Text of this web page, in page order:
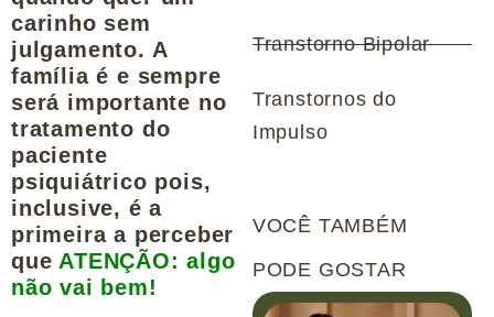
carinho sem
julgamento. A
família é e sempre
será importante no
tratamento do
paciente
psiquiátrico pois,
inclusive, é a
primeira a perceber
queATENÇÃO: algo
não vai bem!
Transtorno Bipolar
Transtornos do
Impulso
VOCÊ TAMBÉM
PODE GOSTAR